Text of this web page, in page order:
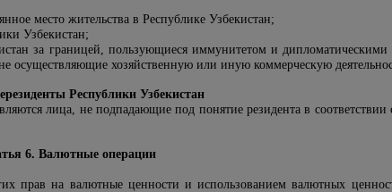
место жительства в Республике Узбекистан;
Узбекистан;
за границей, пользующиеся иммунитетом и
осуществляющие хозяйственную или иную коммерческую
Республики Узбекистан
лица, не подпадающие под понятие резидента в соответствии
6. Валютные операции
прав на валютные ценности и использованием валютных